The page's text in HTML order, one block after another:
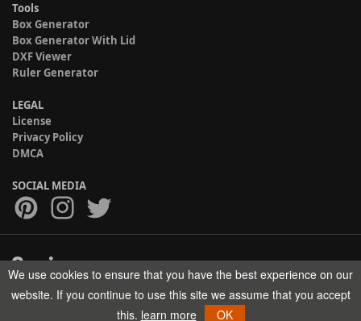
Tools
Box Generator
Box Generator With Lid
DXF Viewer
Ruler Generator
LEGAL
License
Privacy Policy
DMCA
SOCIAL MEDIA
Copyright © 2017-2026 HELMAN TECH All rights reserved.
We use cookies to ensure that you have the best experience on our
website. If you continue to use this site we assume that you accept
this. learn more OK